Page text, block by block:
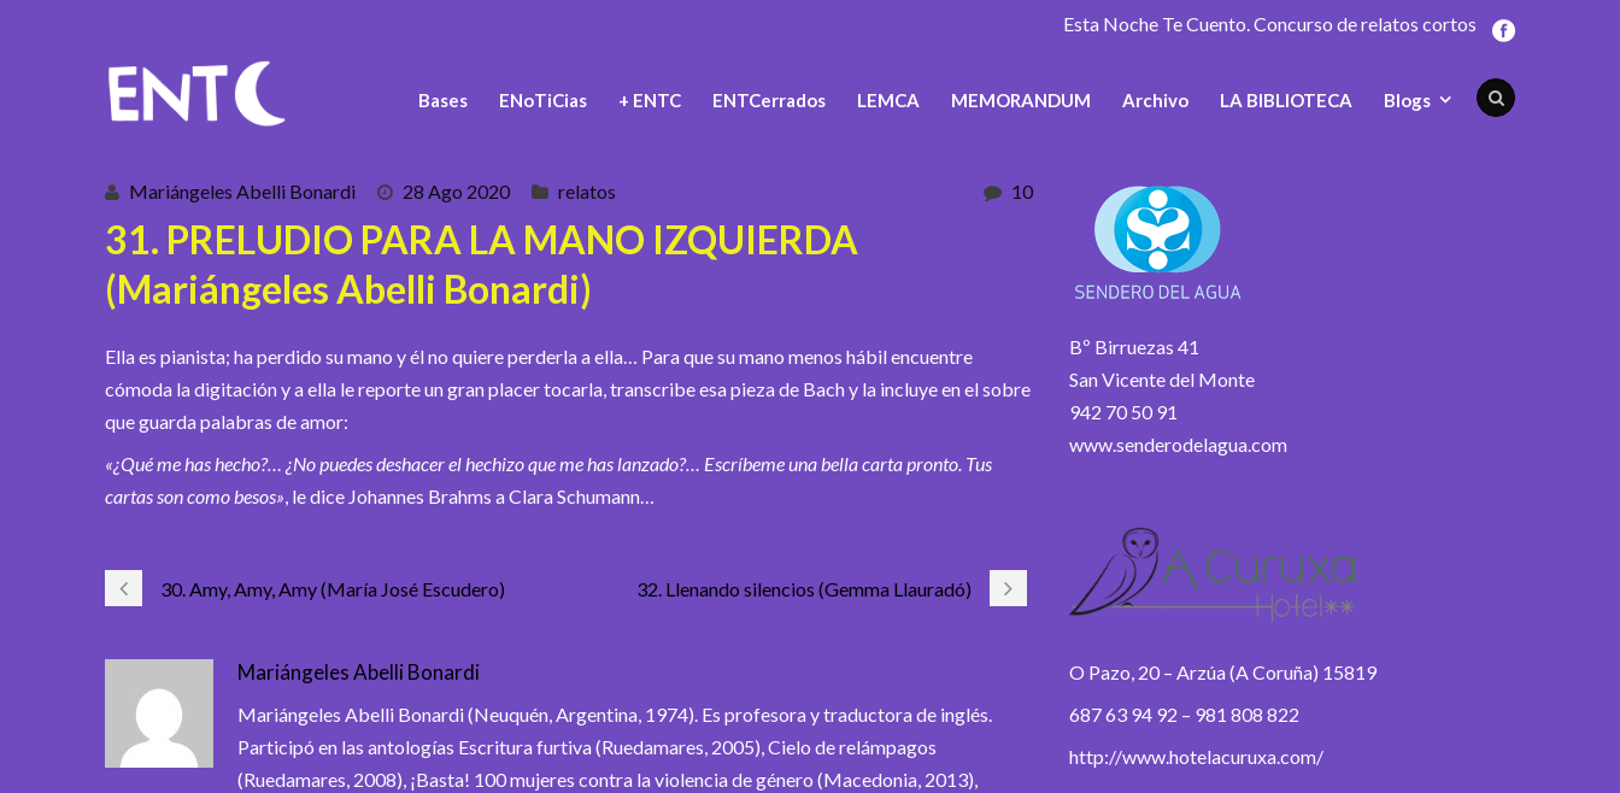
Esta Noche Te Cuento. Concurso de relatos cortos
Bases ENoTiCias + ENTC ENTCerrados LEMCA MEMORANDUM Archivo LA BIBLIOTECA Blogs
Mariángeles Abelli Bonardi 28 Ago 2020 relatos 10
31. PRELUDIO PARA LA MANO IZQUIERDA
(Mariángeles Abelli Bonardi)
Ella es pianista; ha perdido su mano y él no quiere perderla a ella… Para que su mano menos hábil encuentre
cómoda la digitación y a ella le reporte un gran placer tocarla, transcribe esa pieza de Bach y la incluye en el sobre
que guarda palabras de amor:
«¿Qué me has hecho?… ¿No puedes deshacer el hechizo que me has lanzado?… Escríbeme una bella carta pronto. Tus
cartas son como besos», le dice Johannes Brahms a Clara Schumann…
30. Amy, Amy, Amy (María José Escudero) 32. Llenando silencios (Gemma Llauradó)
Mariángeles Abelli Bonardi
Mariángeles Abelli Bonardi (Neuquén, Argentina, 1974). Es profesora y traductora de inglés.
Participó en las antologías Escritura furtiva (Ruedamares, 2005), Cielo de relámpagos
(Ruedamares, 2008), ¡Basta! 100 mujeres contra la violencia de género (Macedonia, 2013),
Bº Birruezas 41
San Vicente del Monte
942 70 50 91
www.senderodelagua.com
O Pazo, 20 – Arzúa (A Coruña) 15819
687 63 94 92 – 981 808 822
http://www.hotelacuruxa.com/